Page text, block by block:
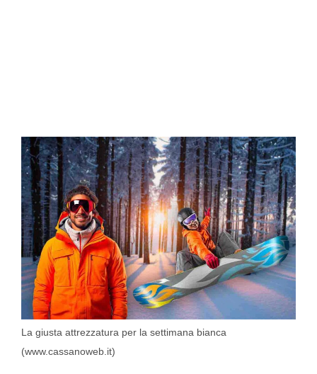
La giusta attrezzatura per la settimana bianca
(www.cassanoweb.it)